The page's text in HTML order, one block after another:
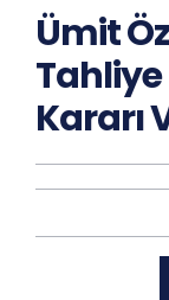
Ümit
Tahliye
Kararı